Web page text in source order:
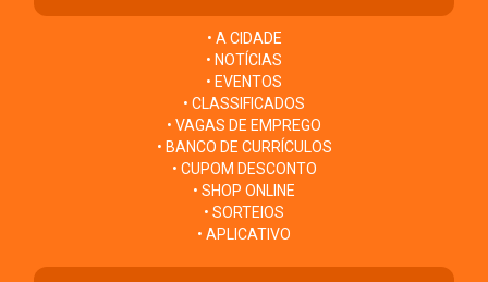
• A CIDADE
• NOTÍCIAS
• EVENTOS
• CLASSIFICADOS
• VAGAS DE EMPREGO
• BANCO DE CURRÍCULOS
• CUPOM DESCONTO
• SHOP ONLINE
• SORTEIOS
• APLICATIVO